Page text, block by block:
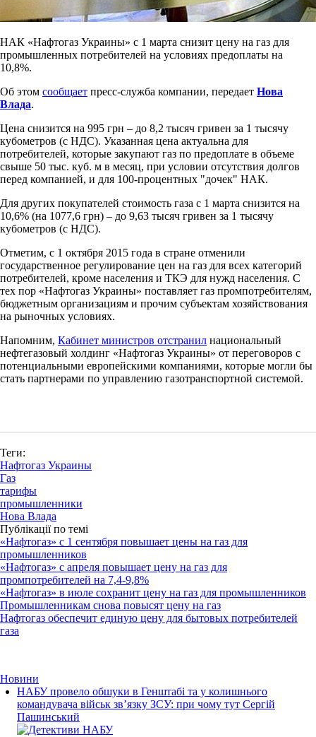
НАК «Нафтогаз Украины» с 1 марта снизит цену на газ для
промышленных потребителей на условиях предоплаты на
10,8%.
Об этом сообщает пресс-служба компании, передает Нова
Влада.
Цена снизится на 995 грн – до 8,2 тысяч гривен за 1 тысячу
кубометров (с НДС). Указанная цена актуальна для
потребителей, которые закупают газ по предоплате в объеме
свыше 50 тыс. куб. м в месяц, при условии отсутствия долгов
перед компанией, и для 100-процентных "дочек" НАК.
Для других покупателей стоимость газа с 1 марта снизится на
10,6% (на 1077,6 грн) – до 9,63 тысяч гривен за 1 тысячу
кубометров (с НДС).
Отметим, с 1 октября 2015 года в стране отменили
государственное регулирование цен на газ для всех категорий
потребителей, кроме населения и ТКЭ для нужд населения. С
тех пор «Нафтогаз Украины» поставляет газ промпотребителям,
бюджетным организациям и прочим субъектам хозяйствования
на рыночных условиях.
Напомним, Кабинет министров отстранил национальный
нефтегазовый холдинг «Нафтогаз Украины» от переговоров с
потенциальными европейскими компаниями, которые могли бы
стать партнерами по управлению газотранспортной системой.
Теги:
Нафтогаз Украины
Газ
тарифы
промышленники
Нова Влада
Публікації по темі
«Нафтогаз» с 1 сентября повышает цены на газ для
промышленников
«Нафтогаз» с апреля повышает цену на газ для
промпотребителей на 7,4-9,8%
«Нафтогаз» в июле сохранит цену на газ для промышленников
Промышленникам снова повысят цену на газ
Нафтогаз обеспечит единую цену для бытовых потребителей
газа
Новини
НАБУ провело обшуки в Генштабі та у колишнього
командувача військ зв’язку ЗСУ: при чому тут Сергій
Пашинський